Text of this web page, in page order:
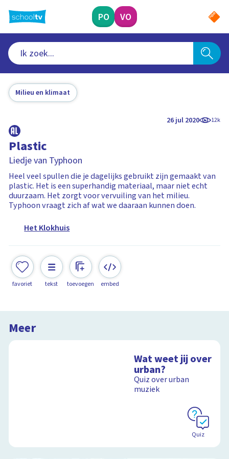
naar
hoofdinhoud
PO VO
Milieu en klimaat
26 jul 2020 12k
Plastic
Liedje van Typhoon
Heel veel spullen die je dagelijks gebruikt zijn gemaakt van
plastic. Het is een superhandig materiaal, maar niet echt
duurzaam. Het zorgt voor vervuiling van het milieu.
Typhoon vraagt zich af wat we daaraan kunnen doen.
Het Klokhuis
favoriet tekst toevoegen embed
Meer
Wat weet jij over
urban?
Quiz over urban
muziek
Quiz